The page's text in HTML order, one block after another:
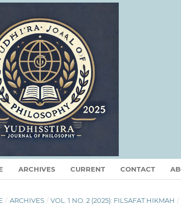
ARCHIVES CURRENT CONTACT
/ ARCHIVES / VOL. 1 NO. 2 (2025): FILSAFAT HIKMAH /